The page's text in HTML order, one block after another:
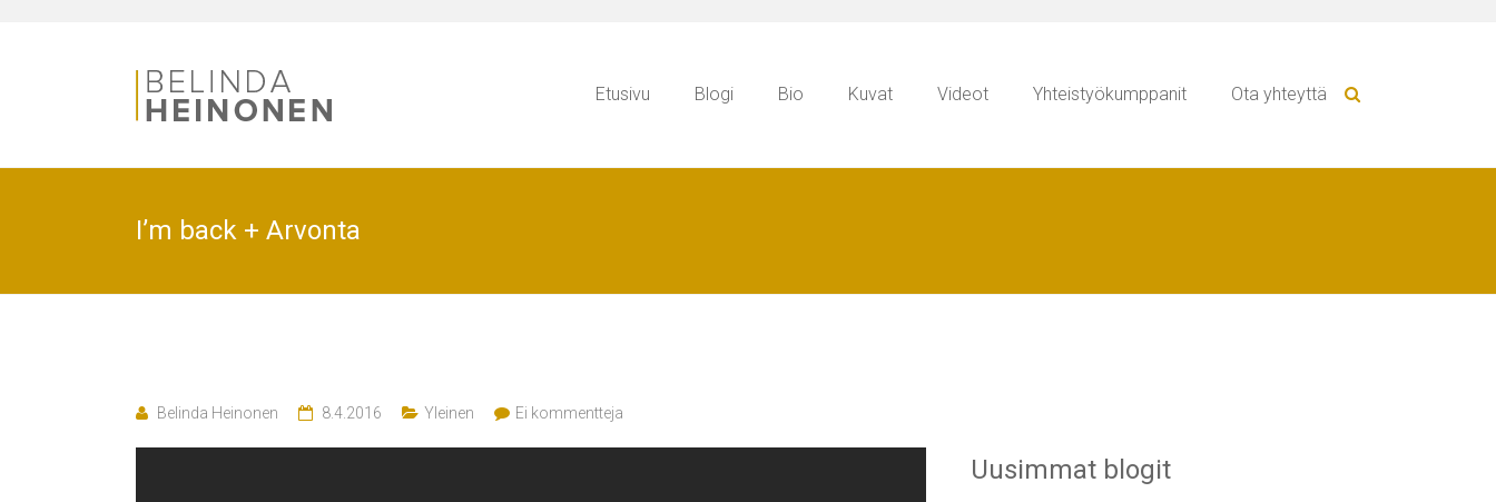
Etusivu Blogi Bio Kuvat Videot Yhteistyökumppanit Ota yhteyttä
I’m back + Arvonta
Belinda Heinonen 8.4.2016 Yleinen Ei kommentteja
Uusimmat blogit